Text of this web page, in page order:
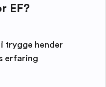
EF?
trygge hender
erfaring